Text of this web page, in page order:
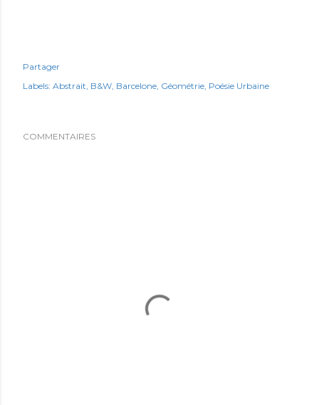
Partager
Labels: Abstrait B&W Barcelone Géométrie Poésie Urbaine
COMMENTAIRES